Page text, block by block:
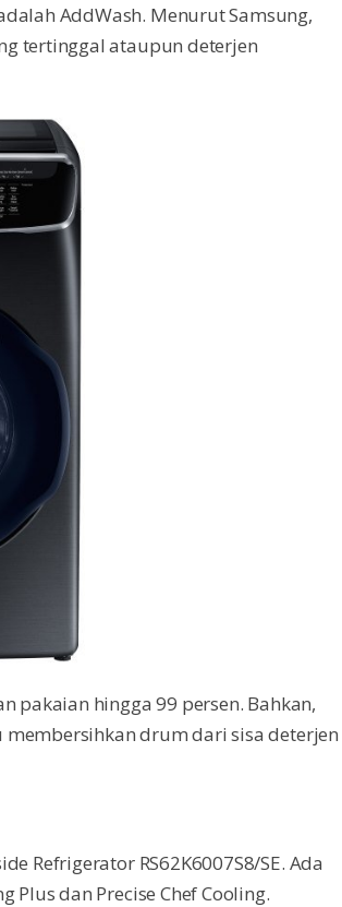
AddWash. Menurut Samsung,
tertinggal ataupun deterjen
pakaian hingga 99 persen. Bahkan,
membersihkan drum dari sisa deterjen
Refrigerator RS62K6007S8/SE. Ada
dan Precise Chef Cooling.